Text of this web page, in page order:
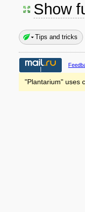
Show
Tips and tricks
"Plantarium" uses